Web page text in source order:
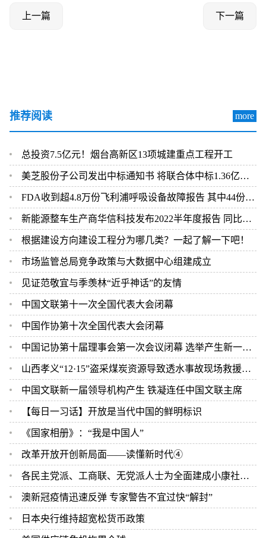
上一篇 下一篇
推荐阅读 more
总投资7.5亿元！烟台高新区13项城建重点工程开工
美芝股份子公司发出中标通知书 将联合体中标1.36亿元总承包项目
FDA收到超4.8万份飞利浦呼吸设备故障报告 其中44份死亡案例
新能源整车生产商华信科技发布2022半年度报告 同比下滑2.92%
根据建设方向建设工程分为哪几类？一起了解一下吧！
市场监管总局竞争政策与大数据中心组建成立
见证范敬宜与季羡林“近乎神话”的友情
中国文联第十一次全国代表大会闭幕
中国作协第十次全国代表大会闭幕
中国记协第十届理事会第一次会议闭幕 选举产生新一届中国记协领导机构
山西孝义“12·15”盗采煤炭资源导致透水事故现场救援结束 2人遇难
中国文联新一届领导机构产生 铁凝连任中国文联主席
【每日一习话】开放是当代中国的鲜明标识
《国家相册》：“我是中国人”
改革开放开创新局面——读懂新时代④
各民主党派、工商联、无党派人士为全面建成小康社会作贡献评选表彰大会在京举行 汪洋出席并讲话
澳新冠疫情迅速反弹 专家警告不宜过快“解封”
日本央行维持超宽松货币政策